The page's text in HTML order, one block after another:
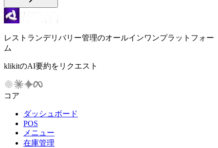
レストランデリバリー管理のオールインワンプラットフォー
ム
klikitのAI要約をリクエスト
コア
ダッシュボード
POS
メニュー
在庫管理